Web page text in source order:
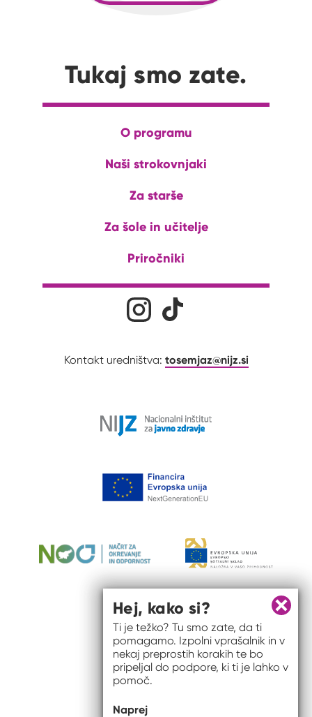
Tukaj smo zate.
O programu
Naši strokovnjaki
Za starše
Za šole in učitelje
Priročniki
Družabna omrežjaNa naš Instagram profil
Kontakt uredništva: tosemjaz@nijz.si
Zapri
Hej, kako si?
Ti je težko? Tu smo zate, da ti
pomagamo. Izpolni vprašalnik in v
nekaj preprostih korakih te bo
pripeljal do podpore, ki ti je lahko v
pomoč.
Naprej